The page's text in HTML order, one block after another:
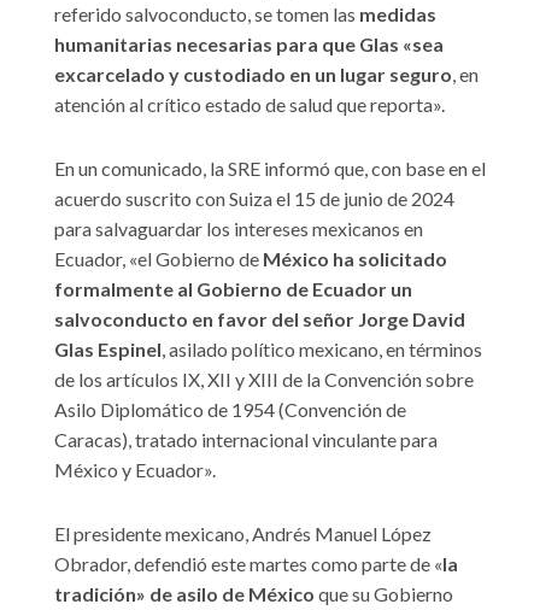
referido salvoconducto, se tomen las medidas
humanitarias necesarias para que Glas «sea
excarcelado y custodiado en un lugar seguro, en
atención al crítico estado de salud que reporta».
En un comunicado, la SRE informó que, con base en el
acuerdo suscrito con Suiza el 15 de junio de 2024
para salvaguardar los intereses mexicanos en
Ecuador, «el Gobierno de México ha solicitado
formalmente al Gobierno de Ecuador un
salvoconducto en favor del señor Jorge David
Glas Espinel, asilado político mexicano, en términos
de los artículos IX, XII y XIII de la Convención sobre
Asilo Diplomático de 1954 (Convención de
Caracas), tratado internacional vinculante para
México y Ecuador».
El presidente mexicano, Andrés Manuel López
Obrador, defendió este martes como parte de «la
tradición» de asilo de México que su Gobierno